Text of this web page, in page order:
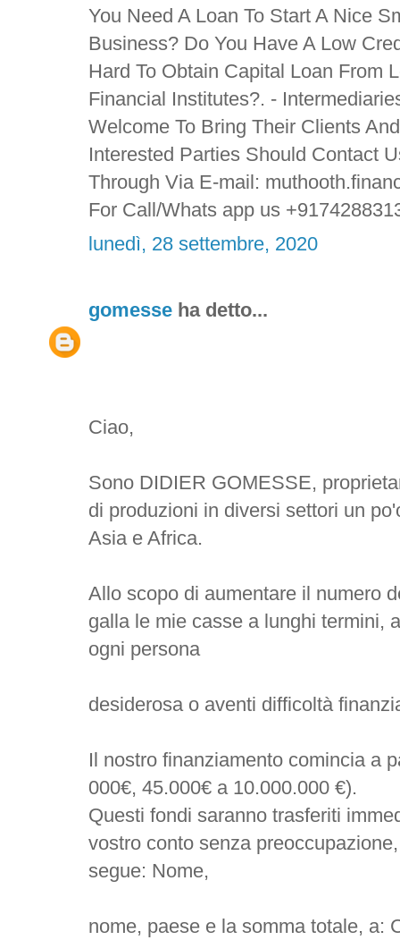
You Need A Loan To Start A Nice
Business? Do You Have A Low
Hard To Obtain Capital Loan From
Financial Institutes?. -
Welcome To Bring Their Clients
Interested Parties Should Contact
Through Via E-mail:
For Call/Whats app us
lunedì, 28 settembre, 2020
gomesse ha detto...
Ciao,
Sono DIDIER GOMESSE,
di produzioni in diversi settori un
Asia e Africa.
Allo scopo di aumentare il numero
galla le mie casse a lunghi termini,
ogni persona
desiderosa o aventi difficoltà
Il nostro finanziamento comincia a
000€, 45.000€ a 10.000.000 €).
Questi fondi saranno trasferiti
vostro conto senza
segue: Nome,
nome, paese e la somma totale, a: